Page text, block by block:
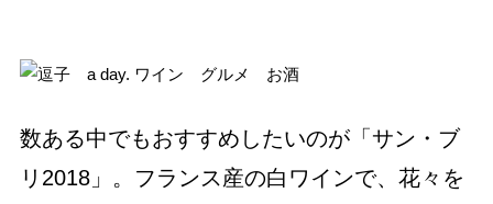
数ある中でもおすすめしたいのが「サン・ブ
リ2018」。フランス産の白ワインで、花々を